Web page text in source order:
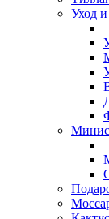
Уход